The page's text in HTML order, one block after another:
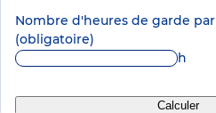
Nombre d'heures de garde
(obligatoire)
h
Calculer